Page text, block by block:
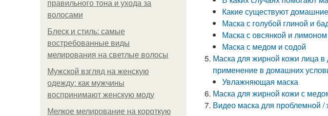
правильного тона и ухода за
волосами
Блеск и стиль: самые
востребованные виды
мелирования на светлые волосы
Мужской взгляд на женскую
одежду: как мужчины
воспринимают женскую моду
Мелкое мелирование на короткую
Какие существуют
Маска с голубой глиной и
Маска с овсянкой и лимоном
Маска с медом и содой
Маска для жирной кожи лица
применение в домашних
Увлажняющая маска
Маска для жирной кожи с
Видео маска для проблемной